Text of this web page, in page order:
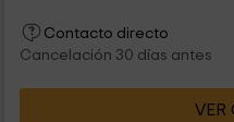
Contacto directo
Cancelación 30 días antes
VER